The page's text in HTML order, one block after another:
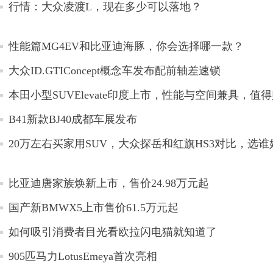
行情：大众凌渡L，现在多少可以落地？
性能篇MG4EV和比亚迪海豚，你会选择哪一款？
大众ID.GTIConcept概念车发布配前轴差速锁
本田小型SUVElevate印度上市，性能与空间兼具，值
B41新款BJ40成都车展发布
20万左右买家用SUV，大众探岳和红旗HS3对比，选谁
比亚迪唐家族焕新上市，售价24.98万元起
国产新BMWX5上市售价61.5万元起
如何吸引消费者目光看欧拉闪电猫就知道了
905匹马力LotusEmeya首次亮相